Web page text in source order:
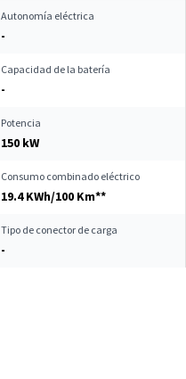
Autonomía eléctrica
-
Capacidad de la batería
-
Potencia
150 kW
Consumo combinado eléctrico
19.4 KWh/100 Km**
Tipo de conector de carga
-